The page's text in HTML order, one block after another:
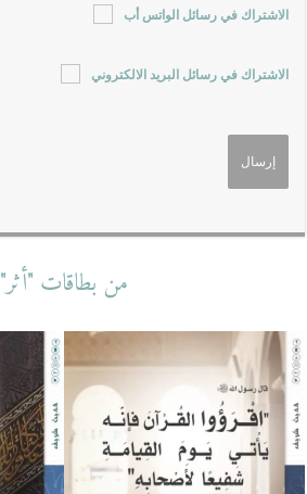
الاشتراك في رسائل الواتس أب
الاشتراك في رسائل البريد الالكتروني
من بطاقات "أثر"